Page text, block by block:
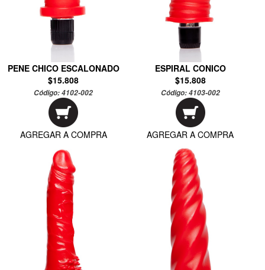
PENE CHICO ESCALONADO
$15.808
Código:4102-002
AGREGAR A COMPRA
ESPIRAL CONICO
$15.808
Código:4103-002
AGREGAR A COMPRA